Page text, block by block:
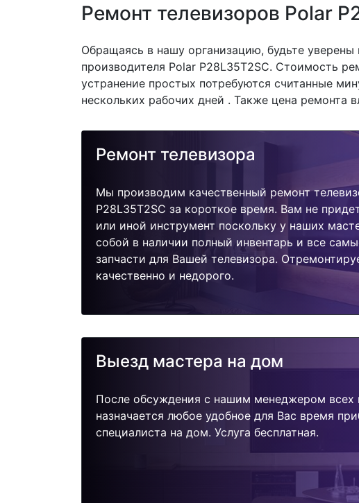
Ремонт телевизоров Polar
Обращаясь в нашу организацию, будьте
производителя Polar P28L35T2SC. Стоимость
устранение простых потребуются считанные
нескольких рабочих дней . Также цена ремонта
Ремонт телевизора
Мы производим качественный ремонт
P28L35T2SC за короткое время. Вам не
или иной инструмент поскольку у наших
собой в наличии полный инвентарь и все
запчасти для Вашей телевизора.
качественно и недорого.
Выезд мастера на дом
После обсуждения с нашим менеджером всех
назначается любое удобное для Вас время
специалиста на дом. Услуга бесплатная.